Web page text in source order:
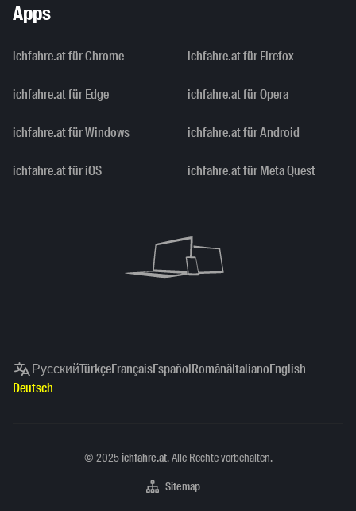
Apps
ichfahre.at für Chrome ichfahre.at für Firefox
ichfahre.at für Edge ichfahre.at für Opera
ichfahre.at für Windows ichfahre.at für Android
ichfahre.at für iOS ichfahre.at für Meta Quest
РусскийTürkçeFrançaisEspañolRomânăItalianoEnglish
Deutsch
Copyright
© 2025ichfahre.at. Alle Rechte vorbehalten.
Sitemap